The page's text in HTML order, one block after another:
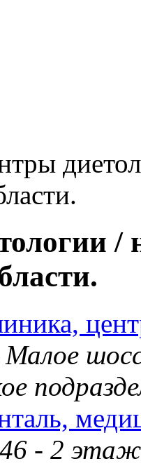
/
Малое
46 - 2